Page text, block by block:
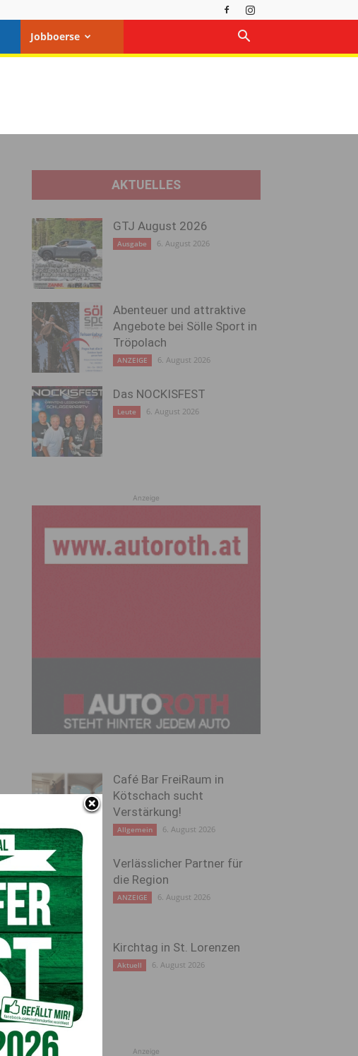
Jobboerse
AKTUELLES
GTJ August 2026
Ausgabe 6. August 2026
Abenteuer und attraktive
Angebote bei Sölle Sport in
Tröpolach
ANZEIGE 6. August 2026
Das NOCKISFEST
Leute 6. August 2026
Anzeige
Café Bar FreiRaum in
Kötschach sucht
Verstärkung!
Allgemein 6. August 2026
Verlässlicher Partner für
die Region
ANZEIGE 6. August 2026
Kirchtag in St. Lorenzen
Aktuell 6. August 2026
Anzeige